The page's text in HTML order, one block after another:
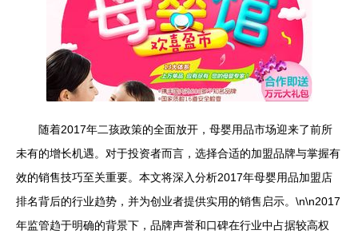
随着2017年二孩政策的全面放开，母婴用品市场迎来了前所
未有的增长机遇。对于投资者而言，选择合适的加盟品牌与掌握有
效的销售技巧至关重要。本文将深入分析2017年母婴用品加盟店
排名背后的行业趋势，并为创业者提供实用的销售启示。\n\n2017
年监管趋于明确的背景下，品牌声誉和口碑在行业中占据较高权